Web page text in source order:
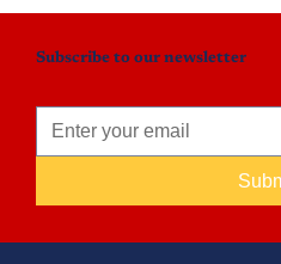
Subscribe to our newsletter